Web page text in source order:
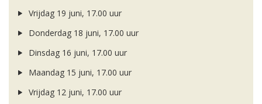
Vrijdag 19 juni, 17.00 uur
Donderdag 18 juni, 17.00 uur
Dinsdag 16 juni, 17.00 uur
Maandag 15 juni, 17.00 uur
Vrijdag 12 juni, 17.00 uur